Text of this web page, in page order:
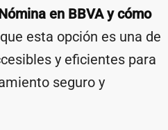
en BBVA y cómo
esta opción es una de
y eficientes para
seguro y